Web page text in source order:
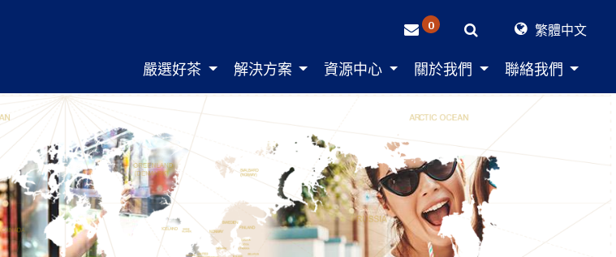
嚴選好茶 解決方案 資源中心 關於我們 聯絡我們
0 繁體中文